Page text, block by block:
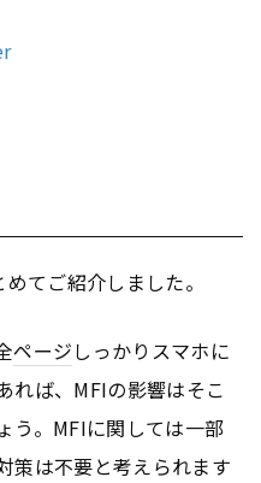
てご紹介しました。
ページしっかりスマホに
れば、MFIの影響はそこ
う。MFIに関しては一部
策は不要と考えられます